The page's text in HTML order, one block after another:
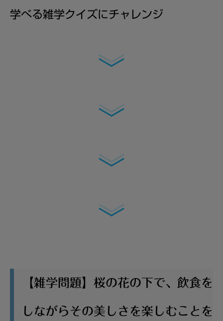
学べる雑学クイズにチャレンジ
【雑学問題】桜の花の下で、飲食を
しながらその美しさを楽しむことを